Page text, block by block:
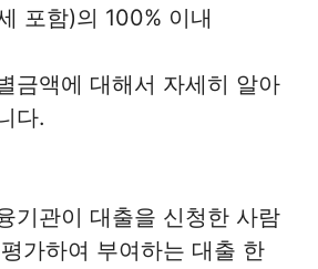
포함)의 100% 이내
금액에 대해서 자세히 알아
다.
기관이 대출을 신청한 사람
가하여 부여하는 대출 한